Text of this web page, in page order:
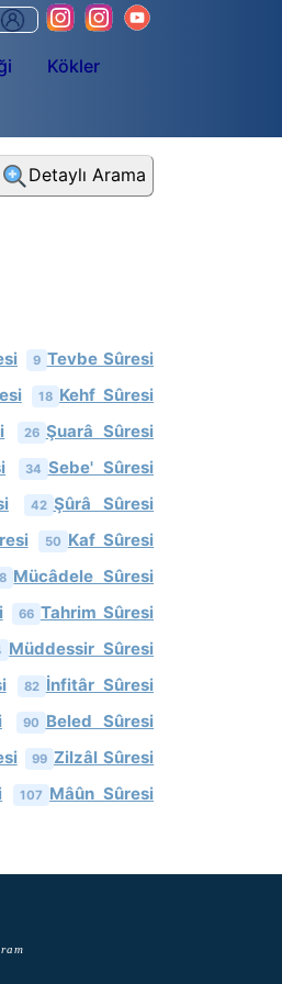
Kökler
Detaylı Arama
9 Tevbe Sûresi
18 Kehf Sûresi
26 Şuarâ Sûresi
34 Sebe' Sûresi
42 Şûrâ Sûresi
50 Kaf Sûresi
Mücâdele Sûresi
66 Tahrim Sûresi
Müddessir Sûresi
82 İnfitâr Sûresi
90 Beled Sûresi
99 Zilzâl Sûresi
107 Mâûn Sûresi